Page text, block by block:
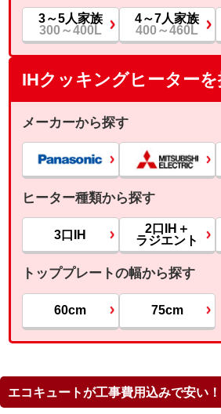
3～5人家族
300～400L
4～7人家族
400～460L
IHクッキングヒーター
メーカーから探す
ヒーター種類から探す
3口IH
2口IH＋
ラジエント
トッププレートの幅から探す
60cm 75cm
エコキュートが工事費用込みで安い！